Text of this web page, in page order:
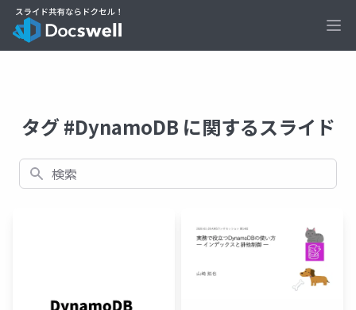
タグ #DynamoDB に関するスライド
検索